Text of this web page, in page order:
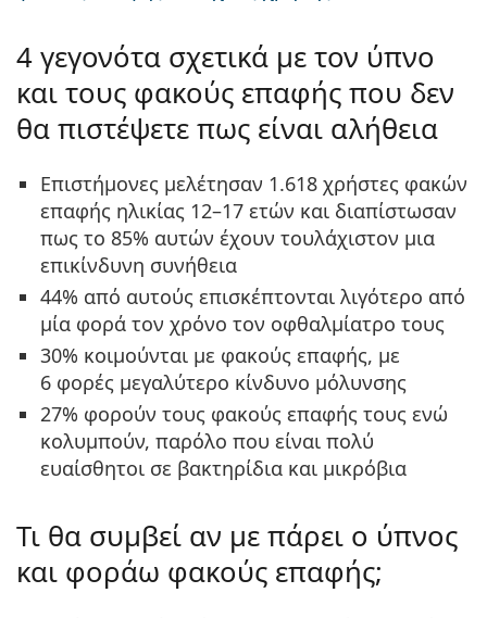
Prada
Όλες οι μάρκες
4 γεγονότα σχετικά με τον ύπνο
και τους φακούς επαφής που δεν
θα πιστέψετε πως είναι αλήθεια
Επιστήμονες μελέτησαν 1.618 χρήστες φακών
επαφής ηλικίας 12–17 ετών και διαπίστωσαν
πως το 85% αυτών έχουν τουλάχιστον μια
επικίνδυνη συνήθεια
44% από αυτούς επισκέπτονται λιγότερο από
μία φορά τον χρόνο τον οφθαλμίατρο τους
30% κοιμούνται με φακούς επαφής, με
6 φορές μεγαλύτερο κίνδυνο μόλυνσης
27% φορούν τους φακούς επαφής τους ενώ
κολυμπούν, παρόλο που είναι πολύ
ευαίσθητοι σε βακτηρίδια και μικρόβια
Τι θα συμβεί αν με πάρει ο ύπνος
και φοράω φακούς επαφής;